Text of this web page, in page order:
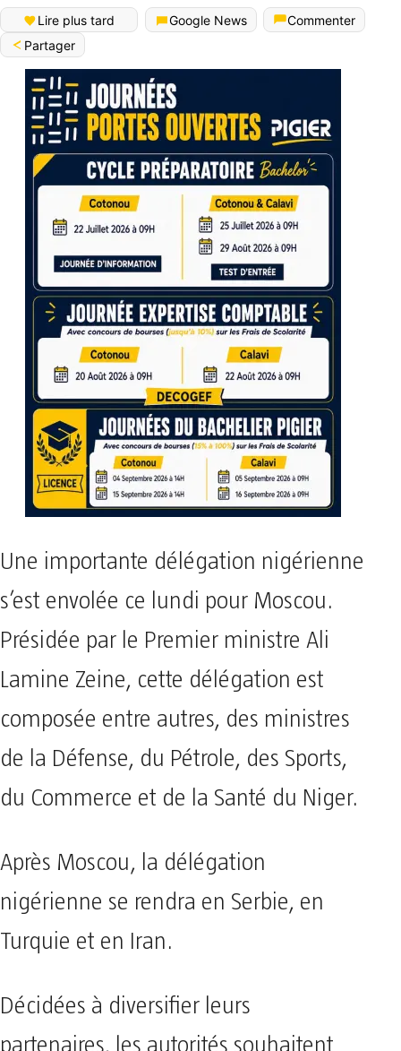
Lire plus tard Google News
Commenter
Partager
Une importante délégation nigérienne
s’est envolée ce lundi pour Moscou.
Présidée par le Premier ministre Ali
Lamine Zeine, cette délégation est
composée entre autres, des ministres
de la Défense, du Pétrole, des Sports,
du Commerce et de la Santé du Niger.
Après Moscou, la délégation
nigérienne se rendra en Serbie, en
Turquie et en Iran.
Décidées à diversifier leurs